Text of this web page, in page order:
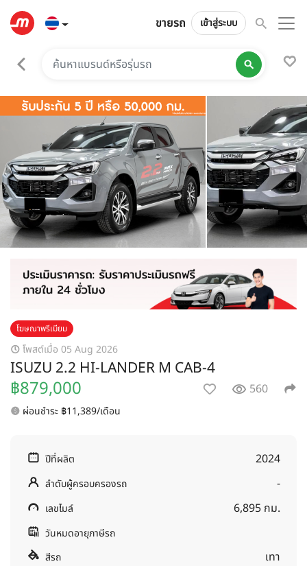
ขายรถ เข้าสู่ระบบ
โฆษณาพรีเมียม
โพสต์เมื่อ 05 Aug 2026
ISUZU 2.2 HI-LANDER M CAB-4
฿879,000 560
ผ่อนชำระ ฿11,389/เดือน
ปีที่ผลิต 2024
ลำดับผู้ครอบครองรถ -
เลขไมล์ 6,895 กม.
วันหมดอายุภาษีรถ
สีรถ
เทา